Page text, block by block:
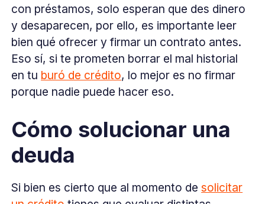
con préstamos, solo esperan que des dinero
y desaparecen, por ello, es importante leer
bien qué ofrecer y firmar un contrato antes.
Eso sí, si te prometen borrar el mal historial
en tu buró de crédito, lo mejor es no firmar
porque nadie puede hacer eso.
Cómo solucionar una
deuda
Si bien es cierto que al momento desolicitar